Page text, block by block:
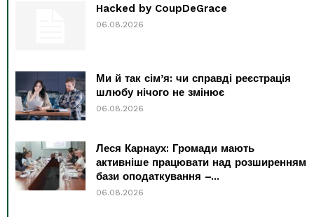
Hacked by CoupDeGrace
06.08.2026
Ми й так сім’я: чи справді реєстрація
шлюбу нічого не змінює
06.08.2026
Леся Карнаух: Громади мають
активніше працювати над розширенням
бази оподаткування –...
06.08.2026